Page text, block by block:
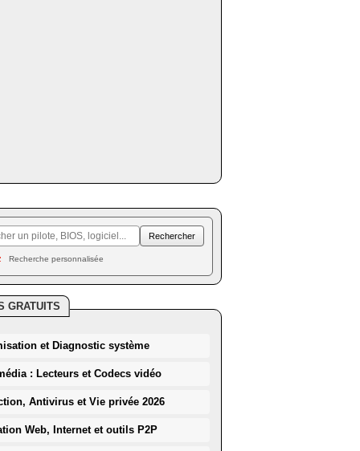
Recherche personnalisée
GRATUITS
et Diagnostic système
: Lecteurs et Codecs vidéo
Antivirus et Vie privée 2026
Web, Internet et outils P2P